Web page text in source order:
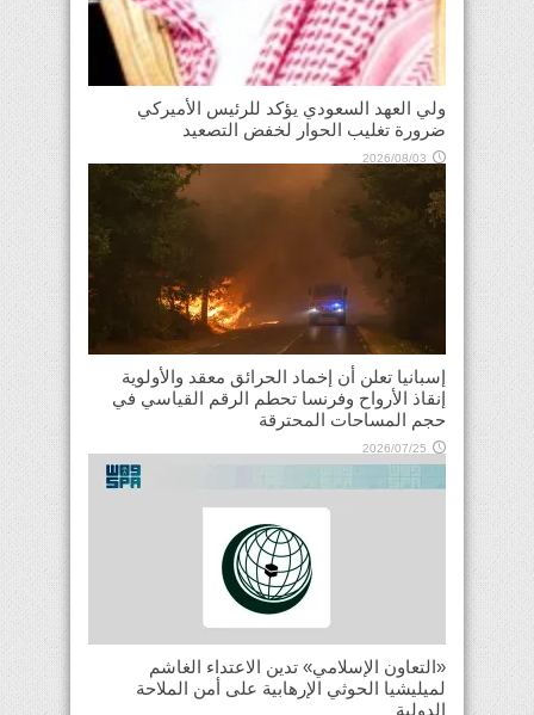
ولي العهد السعودي يؤكد للرئيس الأميركي
ضرورة تغليب الحوار لخفض التصعيد
2026/08/03
إسبانيا تعلن أن إخماد الحرائق معقد والأولوية
إنقاذ الأرواح وفرنسا تحطم الرقم القياسي في
حجم المساحات المحترقة
2026/07/25
«التعاون الإسلامي» تدين الاعتداء الغاشم
لميليشيا الحوثي الإرهابية على أمن الملاحة
الدولية